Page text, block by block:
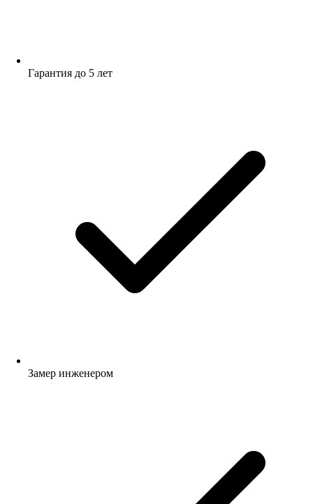
Гарантия до 5 лет
Замер инженером